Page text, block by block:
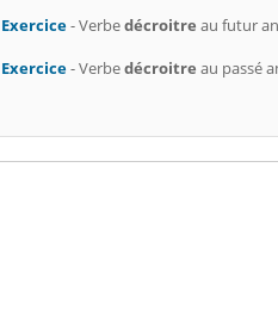
Exercice- Verbedécroitre au futur
Exercice- Verbedécroitre au passé